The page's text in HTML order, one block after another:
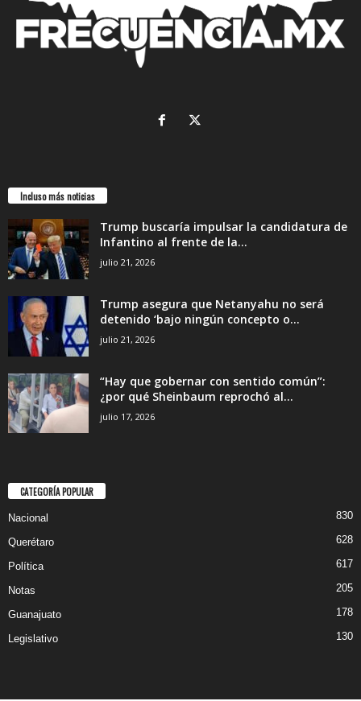
Incluso más noticias
Trump buscaría impulsar la candidatura de
Infantino al frente de la...
julio 21, 2026
Trump asegura que Netanyahu no será
detenido ‘bajo ningún concepto o...
julio 21, 2026
“Hay que gobernar con sentido común”:
¿por qué Sheinbaum reprochó al...
julio 17, 2026
CATEGORÍA POPULAR
Nacional 830
Querétaro 628
Política 617
Notas 205
Guanajuato 178
Legislativo 130